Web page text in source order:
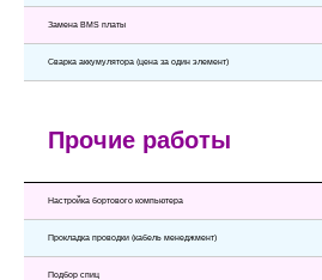
Замена BMS платы
Сварка аккумулятора (цена за один элемент)
Прочие работы
Настройка бортового компьютера
Прокладка проводки (кабель менеджмент)
Подбор спиц